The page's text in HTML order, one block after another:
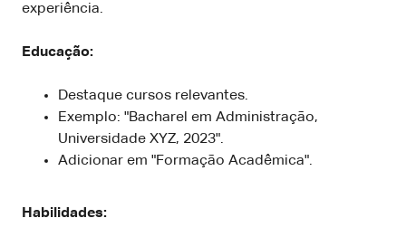
experiência.
Educação:
Destaque cursos relevantes.
Exemplo: "Bacharel em Administração,
Universidade XYZ, 2023".
Adicionar em "Formação Acadêmica".
Habilidades: